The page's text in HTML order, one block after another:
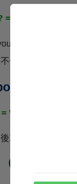
What are you
trying to say?
一定想的到，現
你說得
What you say
就不會卡卡了！
重點）